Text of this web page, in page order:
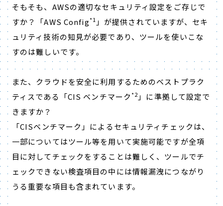
そもそも、AWSの適切なセキュリティ設定をご存じで
すか？「AWS Config*1 」が提供されていますが、セキ
ュリティ技術の知見が必要であり、ツールを使いこな
すのは難しいです。
また、クラウドを安全に利用するためのベストプラク
ティスである「CIS ベンチマーク*2 」に準拠して設定で
きますか？
「CISベンチマーク」によるセキュリティチェックは、
一部についてはツール等を用いて実施可能ですが全項
目に対してチェックをすることは難しく、ツールでチ
ェックできない検査項目の中には情報漏洩につながり
うる重要な項目も含まれています。